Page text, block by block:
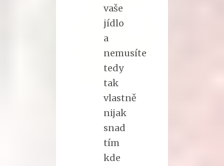
vaše
jídlo
a
nemusíte
tedy
tak
vlastně
nijak
snad
tím
kde